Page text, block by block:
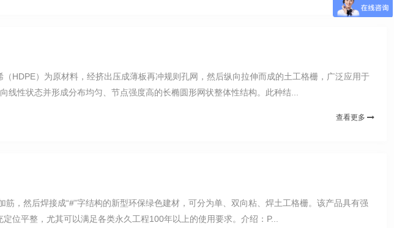
HDPE）为原材料，经挤出压成薄板再冲规则孔网，然后纵向拉伸而成的土工格栅，广泛应用于
性状态并形成分布均匀、节点强度高的长椭圆形网状整体性结构。此种结...
查看更多
，然后焊接成“#”字结构的新型环保绿色建材，可分为单、双向粘、焊土工格栅。该产品具有强
位平整，尤其可以满足各类永久工程100年以上的使用要求。介绍：P...